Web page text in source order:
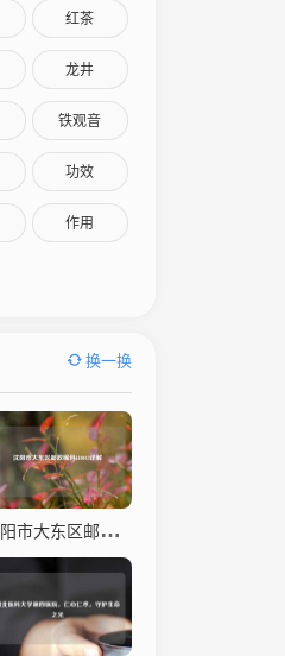
红茶
龙井
铁观音
功效
作用
换一换
沈阳市大东区邮政编码110043详解